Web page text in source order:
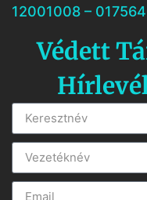
12001008 –
Védett